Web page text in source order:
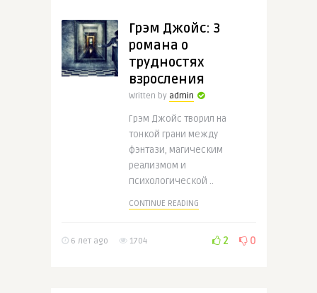
Грэм Джойс: 3
романа о
трудностях
взросления
Written by admin
Грэм Джойс творил на
тонкой грани между
фэнтази, магическим
реализмом и
психологической ..
CONTINUE READING
6 лет ago 1704 2 0